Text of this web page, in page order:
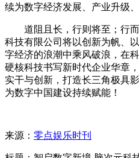
续为数字经济发展、产业升级
道阻且长，行则将至；行
科技有限公司将以创新为帆、
字经济的浪潮中乘风破浪，在
硬核科技书写新时代企业华章
实干与创新，打造长三角极具
为数字中国建设持续赋能！
来源： 零点娱乐时刊